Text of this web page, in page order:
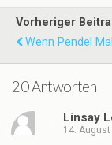
Vorheriger
Wenn Pendel
20 Antworten
Linsay
14.